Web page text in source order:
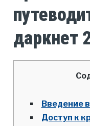
даркнет
Введение
Доступ к